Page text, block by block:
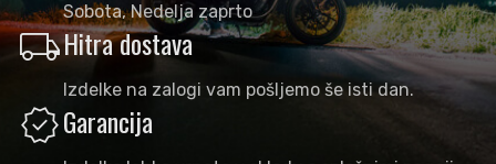
Sobota, Nedelja zaprto
local_shippingHitra dostava
Izdelke na zalogi vam pošljemo še isti dan.
verifiedGarancija